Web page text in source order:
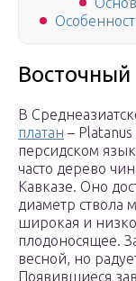
Восточный
В
платан –
персидском
часто дерево
Кавказе. Оно
диаметр ствола
широкая и
плодоносящее.
весной, но
Появившиеся